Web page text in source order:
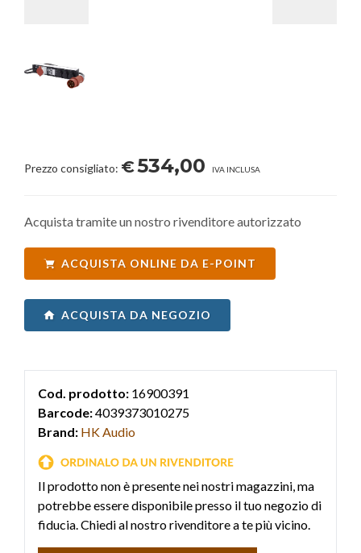
Prezzo consigliato: €534,00 IVA INCLUSA
Acquista tramite un nostro rivenditore autorizzato
ACQUISTA ONLINE DA E-POINT
ACQUISTA DA NEGOZIO
Cod. prodotto: 16900391
Barcode:4039373010275
Brand: HK Audio
Il prodotto non è presente nei nostri magazzini, ma
potrebbe essere disponibile presso il tuo negozio di
fiducia. Chiedi al nostro rivenditore a te più vicino.